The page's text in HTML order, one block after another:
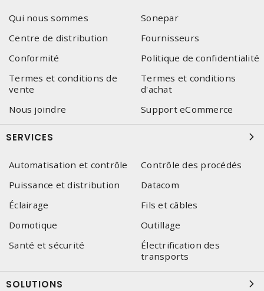
Qui nous sommes
Sonepar
Centre de distribution
Fournisseurs
Conformité
Politique de confidentialité
Termes et conditions de
vente
Termes et conditions
d'achat
Nous joindre
Support eCommerce
SERVICES
Automatisation et contrôle
Contrôle des procédés
Puissance et distribution
Datacom
Éclairage
Fils et câbles
Domotique
Outillage
Santé et sécurité
Électrification des
transports
SOLUTIONS